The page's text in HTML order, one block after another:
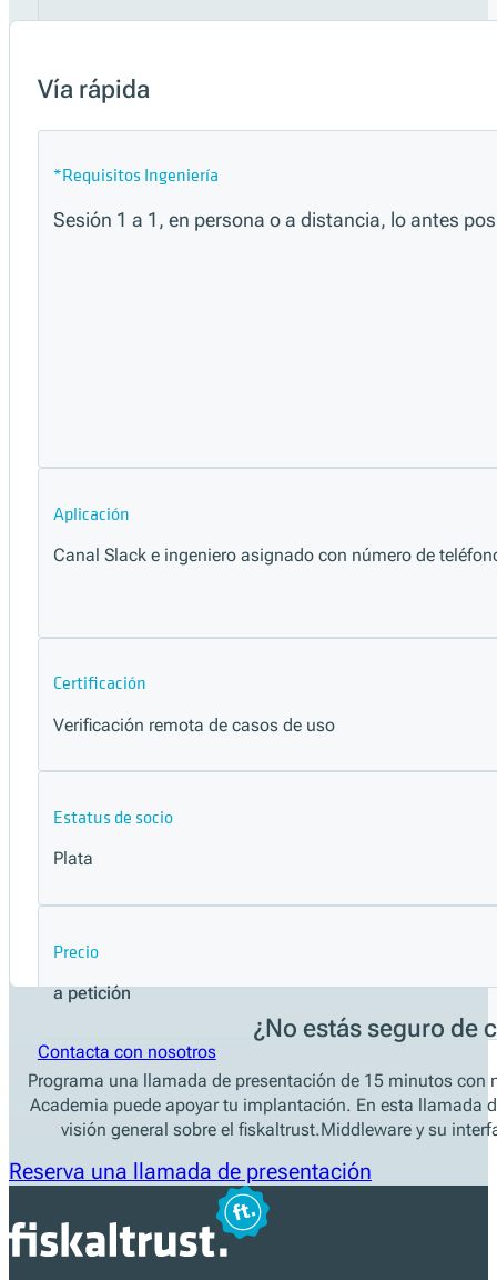
Vía rápida
*Requisitos Ingeniería
Sesión 1 a 1, en persona o a distancia, lo antes
Aplicación
Canal Slack e ingeniero asignado con número de
Certificación
Verificación remota de casos de uso
Estatus de socio
Plata
Precio
a petición
Contacta con nosotros
¿No estás seguro de
Programa una llamada de presentación de 15 minutos
Academia puede apoyar tu implantación. En esta llamada
visión general sobre el fiskaltrust.Middleware y su
Reserva una llamada de presentación